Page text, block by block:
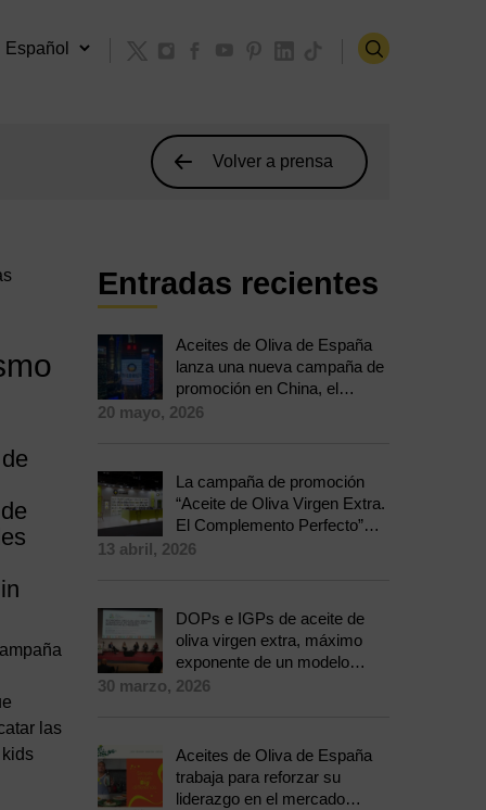
Volver a prensa
las
Entradas recientes
Aceites de Oliva de España
lanza una nueva campaña de
promoción en China, el
mercado con más potencial
20 mayo, 2026
La campaña de promoción
“Aceite de Oliva Virgen Extra.
El Complemento Perfecto”
conquista 342.000 nuevos
2025
13 abril, 2026
DOPs e IGPs de aceite de
oliva virgen extra, máximo
exponente de un modelo
netamente europeo que prima
30 marzo, 2026
Aceites de Oliva de España
trabaja para reforzar su
liderazgo en el mercado